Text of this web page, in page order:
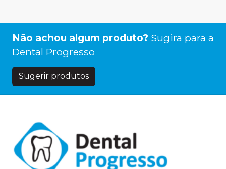
Não achou algum produto? Sugira para a
Dental Progresso
Sugerir produtos